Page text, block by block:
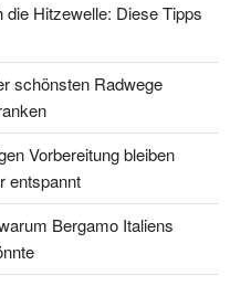
Hitzewelle: Diese Tipps
schönsten Radwege
Vorbereitung bleiben
entspannt
Bergamo Italiens